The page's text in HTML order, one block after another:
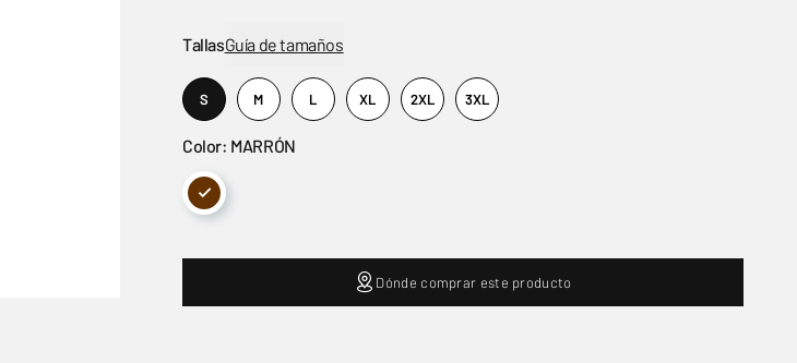
TallasGuía de tamaños
S M L XL 2XL 3XL
Color: MARRÓN
Dónde comprar este producto